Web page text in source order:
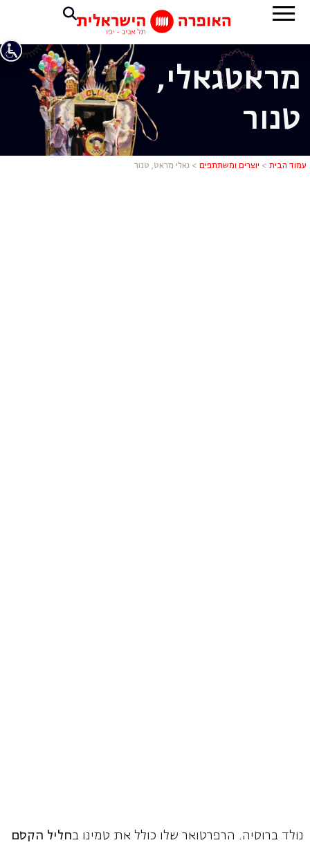
גאלי מראט,
מראטגאלי,
טנור
עמוד הבית > יוצרים ומשתתפים > גאלי מראט, טנור
נולד ברוסיה. הרפרטואר שלו כולל את טמינו בחליל הקסם